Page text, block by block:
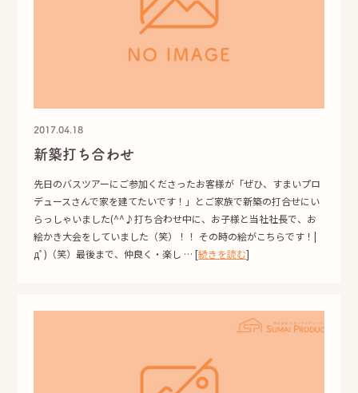
2017.04.18
新築打ち合わせ
先日のバスツアーにご参加くださったお客様が「ぜひ、すまいプロ
デュースさんで家を建てたいです！」とご家族で新築の打合せにい
らっしゃいました(^^♪打ち合わせ中に、お子様と当社社長で、お
絵かき大会をしていました（笑）！！ その時の絵がこちらです！|
дﾟ)（笑）最後まで、仲良く・楽し … [続きを読む]